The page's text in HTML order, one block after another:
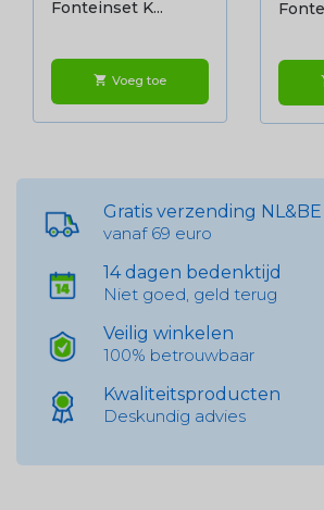
Fonteinset K...
shopping_cart Voeg toe
Gratis verzending NL&BE
vanaf 69 euro
14 dagen bedenktijd
Niet goed, geld terug
Veilig winkelen
100% betrouwbaar
Kwaliteitsproducten
Deskundig advies